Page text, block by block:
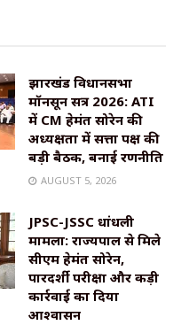
झारखंड विधानसभा
मॉनसून सत्र 2026: ATI
में CM हेमंत सोरेन की
अध्यक्षता में सत्ता पक्ष की
बड़ी बैठक, बनाई रणनीति
AUGUST 5, 2026
JPSC-JSSC धांधली
मामला: राज्यपाल से मिले
सीएम हेमंत सोरेन,
पारदर्शी परीक्षा और कड़ी
कार्रवाई का दिया
आश्वासन